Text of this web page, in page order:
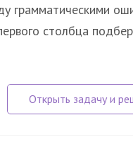
грамматическими
столбца